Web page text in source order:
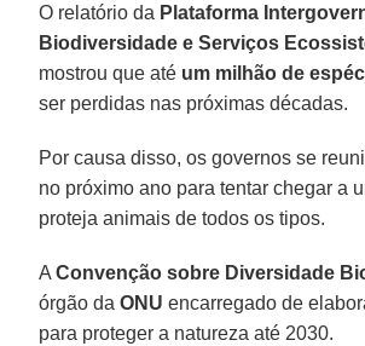
O relatório da Plataforma
Biodiversidade e Serviços
mostrou que até um milhão de
ser perdidas nas próximas décadas.
Por causa disso, os governos se
no próximo ano para tentar chegar a
proteja animais de todos os tipos.
AConvenção sobre Diversidade
órgão daONU encarregado de
para proteger a natureza até 2030.